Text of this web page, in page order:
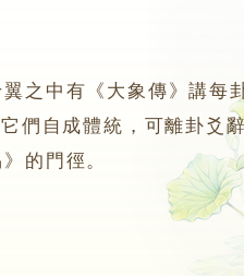
之中有《大象傳》講每
們自成體統，可離卦爻辭
的門徑。